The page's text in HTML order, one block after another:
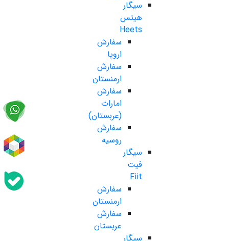
سیگار
هیتس
Heets
سفارش
اروپا
سفارش
ارمنستان
سفارش
امارات
(عربستان)
سفارش
روسیه
سیگار
فیت
Fiit
سفارش
ارمنستان
سفارش
عربستان
سیگار